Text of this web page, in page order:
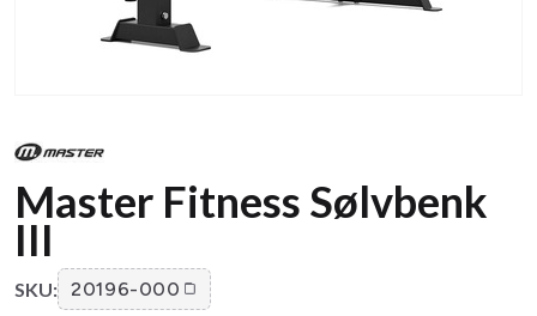
Master Fitness Sølvbenk
III
SKU: 20196-000